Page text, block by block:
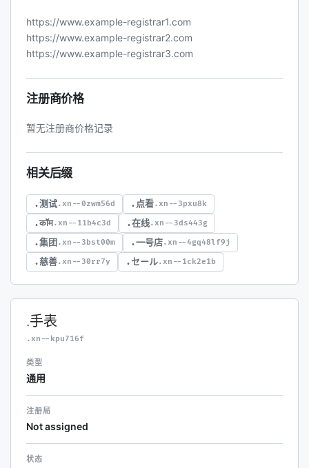
https://www.example-registrar1.com
https://www.example-registrar2.com
https://www.example-registrar3.com
注册商价格
暂无注册商价格记录
相关后缀
.测试.xn--0zwm56d .点看.xn--3pxu8k
.कॉम.xn--11b4c3d .在线.xn--3ds443g
.集团.xn--3bst00m .一号店.xn--4gq48lf9j
.慈善.xn--30rr7y .セール.xn--1ck2e1b
.手表
.xn--kpu716f
类型
通用
注册局
Not assigned
状态